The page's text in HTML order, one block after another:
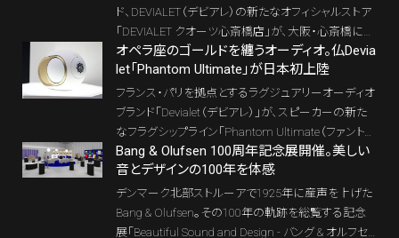
うことができる。
ド、DEVIALET（デビアレ）の新たなオフィシャルストア
「DEVIALET クオーツ心斎橋店」が、大阪・心斎橋にオ
ープンした。Phantomシリーズやサウンドバー「Dion
e」を体験できる専用試聴室を備え、音楽、映像、光を
一体で楽しめる空間となっている。パリ・オペラ座との
パートナーシップやFENDIなどのラグジュアリーブラ
ンドとの協業でも知られるDEVIALETは、なぜ心斎橋
に新たな体験拠点を構えたのか。オープン記念イベ
ントで語られたブランドの思想とともに、その意味をレ
ポートする。
オペラ座のゴールドを纏うオーディオ。仏Devia
let「Phantom Ultimate」が日本初上陸
フランス・パリを拠点とするラグジュアリーオーディオ
ブランド「Devialet（デビアレ）」が、スピーカーの新た
なフラグシップライン「Phantom Ultimate（ファント
ム・アルティメット）」の日本正式展開を発表した。これ
を記念し、Devialet製品を体験できるローンチイベン
トがニュウマン高輪で開催。フランスから来日した本
社CEOのスピーチを交えながら、その模様をご紹介し
よう。
Bang & Olufsen 100周年記念展開催。美しい
音とデザインの100年を体感
デンマーク北部ストルーアで1925年に産声を上げた
Bang & Olufsen。その100年の軌跡を総覧する記念
展「Beautiful Sound and Design - バング & オルフセ